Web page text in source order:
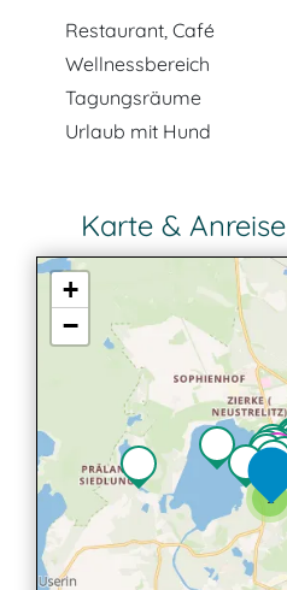
Restaurant, Café
Wellnessbereich
Tagungsräume
Urlaub mit Hund
Karte & Anreise
2
+
−